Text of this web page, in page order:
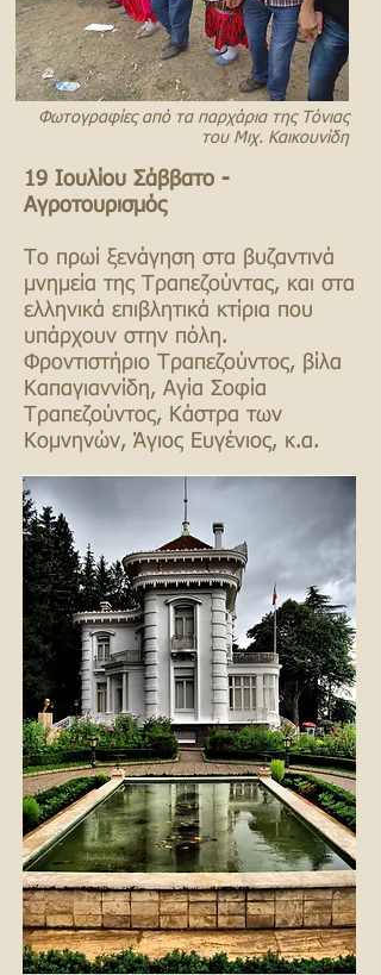
Φωτογραφίες από τα παρχάρια της Τόνιας
του Μιχ. Καικουνίδη
19 Ιουλίου Σάββατο -
Αγροτουρισμός
Το πρωί ξενάγηση στα βυζαντινά
μνημεία της Τραπεζούντας, και στα
ελληνικά επιβλητικά κτίρια που
υπάρχουν στην πόλη.
Φροντιστήριο Τραπεζούντος, βίλα
Καπαγιαννίδη, Αγία Σοφία
Τραπεζούντος, Κάστρα των
Κομνηνών, Άγιος Ευγένιος, κ.α.